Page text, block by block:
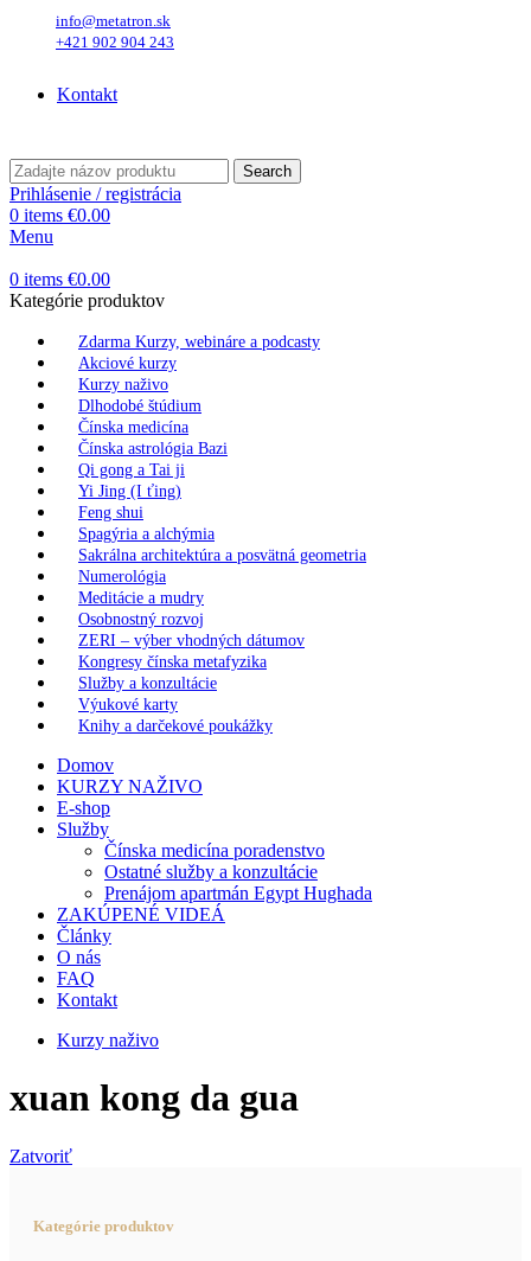
info@metatron.sk
+421 902 904 243
Kontakt
Search
Prihlásenie / registrácia
0 items €0.00
Menu
0 items €0.00
Kategórie produktov
Zdarma Kurzy, webináre a podcasty
Akciové kurzy
Kurzy naživo
Dlhodobé štúdium
Čínska medicína
Čínska astrológia Bazi
Qi gong a Tai ji
Yi Jing (I ťing)
Feng shui
Spagýria a alchýmia
Sakrálna architektúra a posvätná geometria
Numerológia
Meditácie a mudry
Osobnostný rozvoj
ZERI – výber vhodných dátumov
Kongresy čínska metafyzika
Služby a konzultácie
Výukové karty
Knihy a darčekové poukážky
Domov
KURZY NAŽIVO
E-shop
Služby
Čínska medicína poradenstvo
Ostatné služby a konzultácie
Prenájom apartmán Egypt Hughada
ZAKÚPENÉ VIDEÁ
Články
O nás
FAQ
Kontakt
Kurzy naživo
xuan kong da gua
Zatvoriť
Kategórie produktov